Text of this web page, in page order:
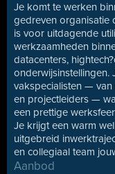
Je komt te werken
gedreven organisatie
is voor uitdagende
werkzaamheden
datacenters,
onderwijsinstellingen.
vakspecialisten —
en projectleiders —
een prettige
Je krijgt een warm
uitgebreid
en collegiaal team
Aanbod